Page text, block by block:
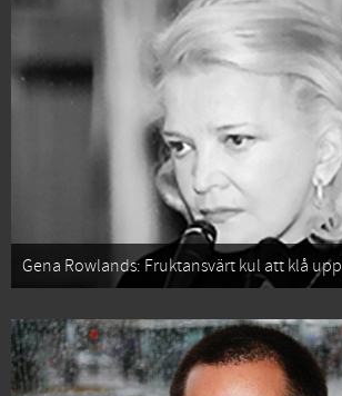
Gena Rowlands: Fruktansvärt kul att klå